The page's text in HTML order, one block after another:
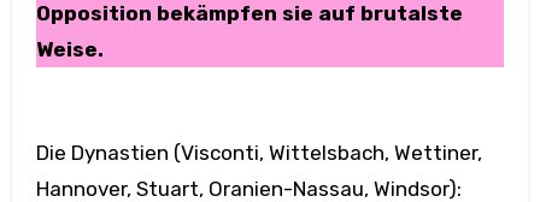
Opposition bekämpfen sie auf brutalste
Weise.
Die Dynastien (Visconti, Wittelsbach, Wettiner,
Hannover, Stuart, Oranien-Nassau, Windsor):